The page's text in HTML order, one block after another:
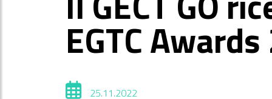
EGTC
25.11.2022